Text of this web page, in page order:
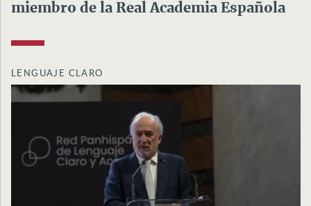
miembro de la Real Academia Española
LENGUAJE CLARO